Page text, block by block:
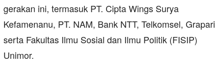
gerakan ini, termasuk PT. Cipta Wings Surya
Kefamenanu, PT. NAM, Bank NTT, Telkomsel, Grapari
serta Fakultas Ilmu Sosial dan Ilmu Politik (FISIP)
Unimor.